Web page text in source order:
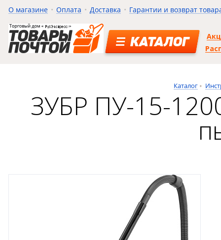
О магазине Оплата Доставка Гарантии и возврат
КАТАЛОГ
Каталог
ЗУБР ПУ-15-